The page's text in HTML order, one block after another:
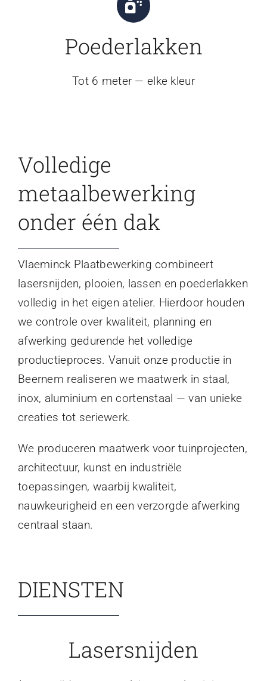
Poederlakken
Tot 6 meter — elke kleur
Volledige
metaalbewerking
onder één dak
Vlaeminck Plaatbewerking combineert
lasersnijden, plooien, lassen en poederlakken
volledig in het eigen atelier. Hierdoor houden
we controle over kwaliteit, planning en
afwerking gedurende het volledige
productieproces. Vanuit onze productie in
Beernem realiseren we maatwerk in staal,
inox, aluminium en cortenstaal — van unieke
creaties tot seriewerk.
We produceren maatwerk voor tuinprojecten,
architectuur, kunst en industriële
toepassingen, waarbij kwaliteit,
nauwkeurigheid en een verzorgde afwerking
centraal staan.
DIENSTEN
Lasersnijden